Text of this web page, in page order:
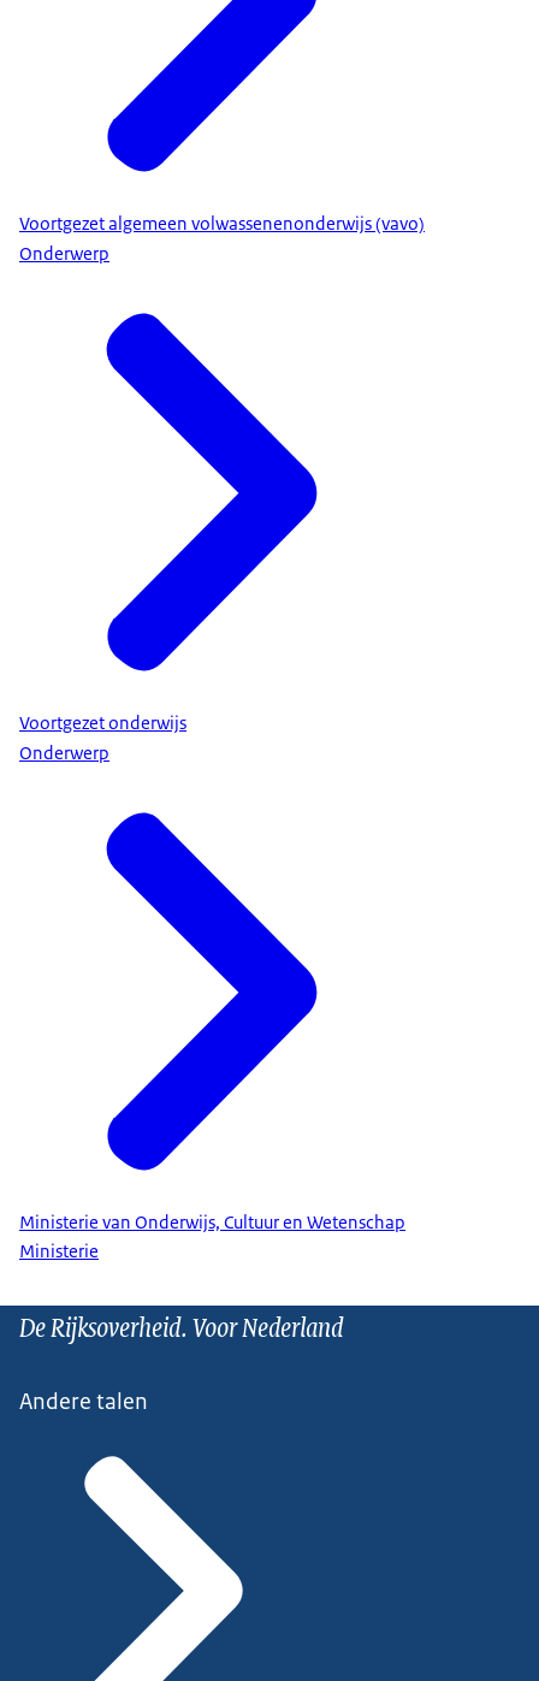
Voortgezet algemeen volwassenenonderwijs (vavo)
Onderwerp
Voortgezet onderwijs
Onderwerp
Ministerie van Onderwijs, Cultuur en Wetenschap
Ministerie
De Rijksoverheid. Voor Nederland
Andere talen